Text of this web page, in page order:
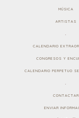
MÚSICA
ARTISTAS
.
CALENDARIO
CONGRESOS Y
CALENDARIO PERPETUO
.
CONTACTAR
ENVIAR